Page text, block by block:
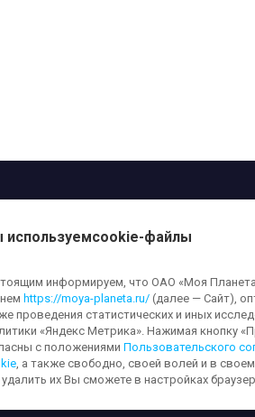
на любые материалы, опубликованные на
праве и смежных правах. Использование
правообладателя и ссылкой на сайтmoya-
cookie-файламиЗащита персональных
cookie-файлы
информируем, что ОАО «Моя
https://moya-planeta.ru/ (далее — Сайт),
проведения статистических и иных
«Яндекс Метрика». Нажимая кнопку
с положениями Пользовательского
, а также свободно, своей волей и в
их Вы сможете в настройках